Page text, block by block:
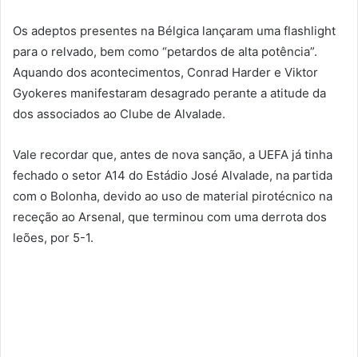
Os adeptos presentes na Bélgica lançaram uma flashlight
para o relvado, bem como “petardos de alta potência”.
Aquando dos acontecimentos, Conrad Harder e Viktor
Gyokeres manifestaram desagrado perante a atitude da
dos associados ao Clube de Alvalade.
Vale recordar que, antes de nova sanção, a UEFA já tinha
fechado o setor A14 do Estádio José Alvalade, na partida
com o Bolonha, devido ao uso de material pirotécnico na
receção ao Arsenal, que terminou com uma derrota dos
leões, por 5-1.